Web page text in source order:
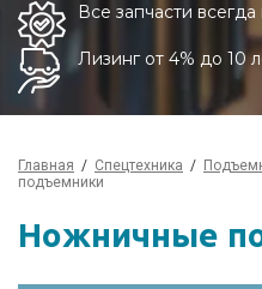
Все запчасти
Лизинг от 4% до 10
Главная Спецтехника
подъемники
Ножничные